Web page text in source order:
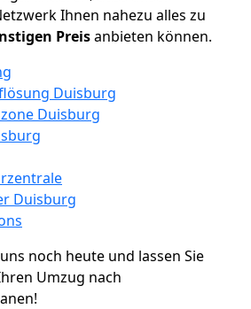
Ihnen nahezu alles zu
Preisanbieten können.
Duisburg
Duisburg
Duisburg
noch heute und lassen Sie
Umzug nach